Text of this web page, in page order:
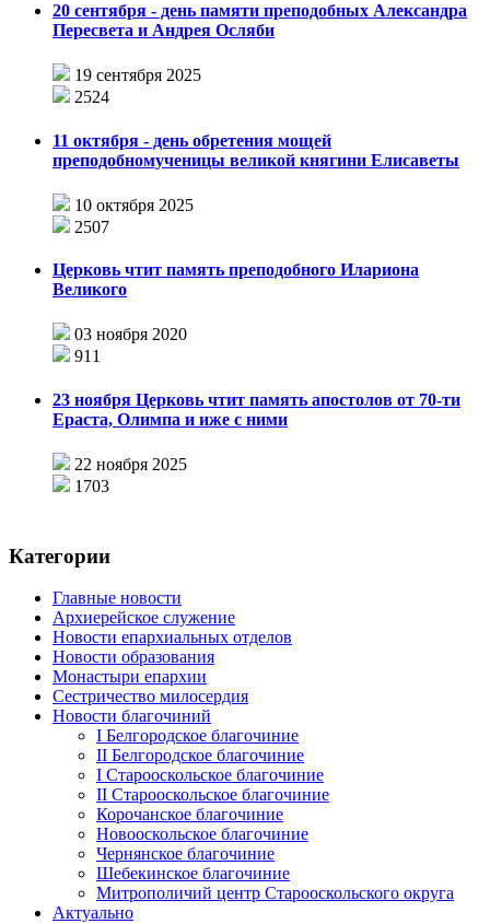
20 сентября - день памяти преподобных Александра
Пересвета и Андрея Осляби
19 сентября 2025
2524
11 октября - день обретения мощей
преподобномученицы великой княгини Елисаветы
10 октября 2025
2507
Церковь чтит память преподобного Илариона
Великого
03 ноября 2020
911
23 ноября Церковь чтит память апостолов от 70-ти
Ераста, Олимпа и иже с ними
22 ноября 2025
1703
Категории
Главные новости
Архиерейское служение
Новости епархиальных отделов
Новости образования
Монастыри епархии
Сестричество милосердия
Новости благочиний
I Белгородское благочиние
II Белгородское благочиние
I Старооскольское благочиние
II Старооскольское благочиние
Корочанское благочиние
Новооскольское благочиние
Чернянское благочиние
Шебекинское благочиние
Митрополичий центр Старооскольского округа
Актуально